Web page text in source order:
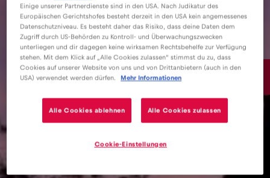
2€
Einige unserer Partnerdienste sind in den USA. Nach Judikatur des
Europäischen Gerichtshofes besteht derzeit in den USA kein angemessenes
Datenschutzniveau. Es besteht daher das Risiko, dass deine Daten dem
Zugriff durch US-Behörden zu Kontroll- und Überwachungszwecken
unterliegen und dir dagegen keine wirksamen Rechtsbehelfe zur Verfügung
stehen. Mit dem Klick auf „Alle Cookies zulassen“ stimmst du zu, dass
Cookies auf unserer Website von uns und von Drittanbietern (auch in den
USA) verwendet werden dürfen.
Mehr Informationen
Alle Cookies ablehnen Alle Cookies zulassen
Cookie-Einstellungen